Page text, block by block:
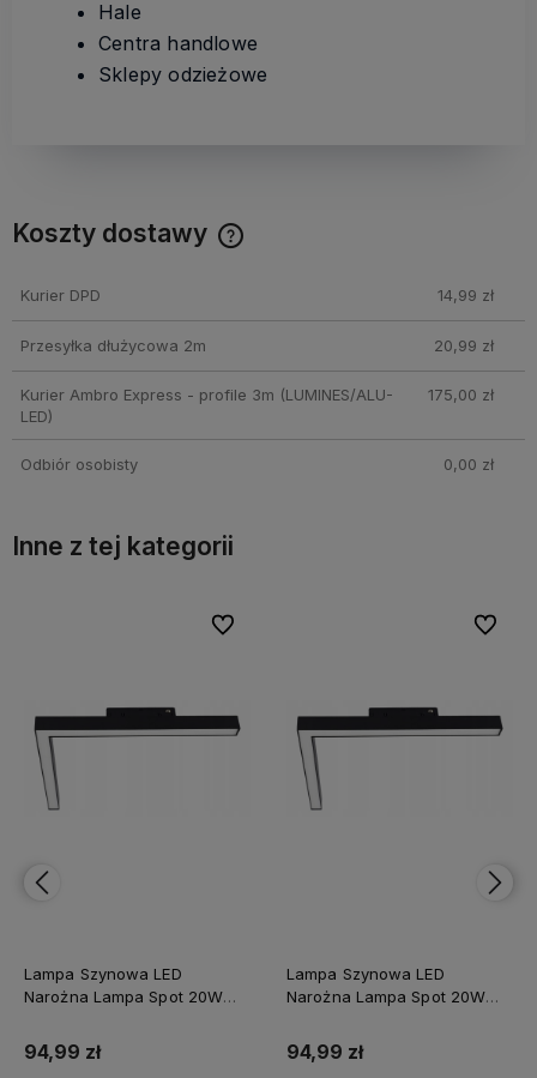
Hale
Centra handlowe
Sklepy odzieżowe
Koszty dostawy
Kurier DPD 14,99 zł
Przesyłka dłużycowa 2m 20,99 zł
Kurier Ambro Express - profile 3m (LUMINES/ALU-
LED)
175,00 zł
Odbiór osobisty 0,00 zł
Inne z tej kategorii
Lampa Szynowa LED
Narożna Lampa Spot 20W
94,99 zł
Do ulubionych
Do ulubionych
Lampa Szynowa LED
Narożna Lampa Spot 20W
94,99 zł
Do
Do